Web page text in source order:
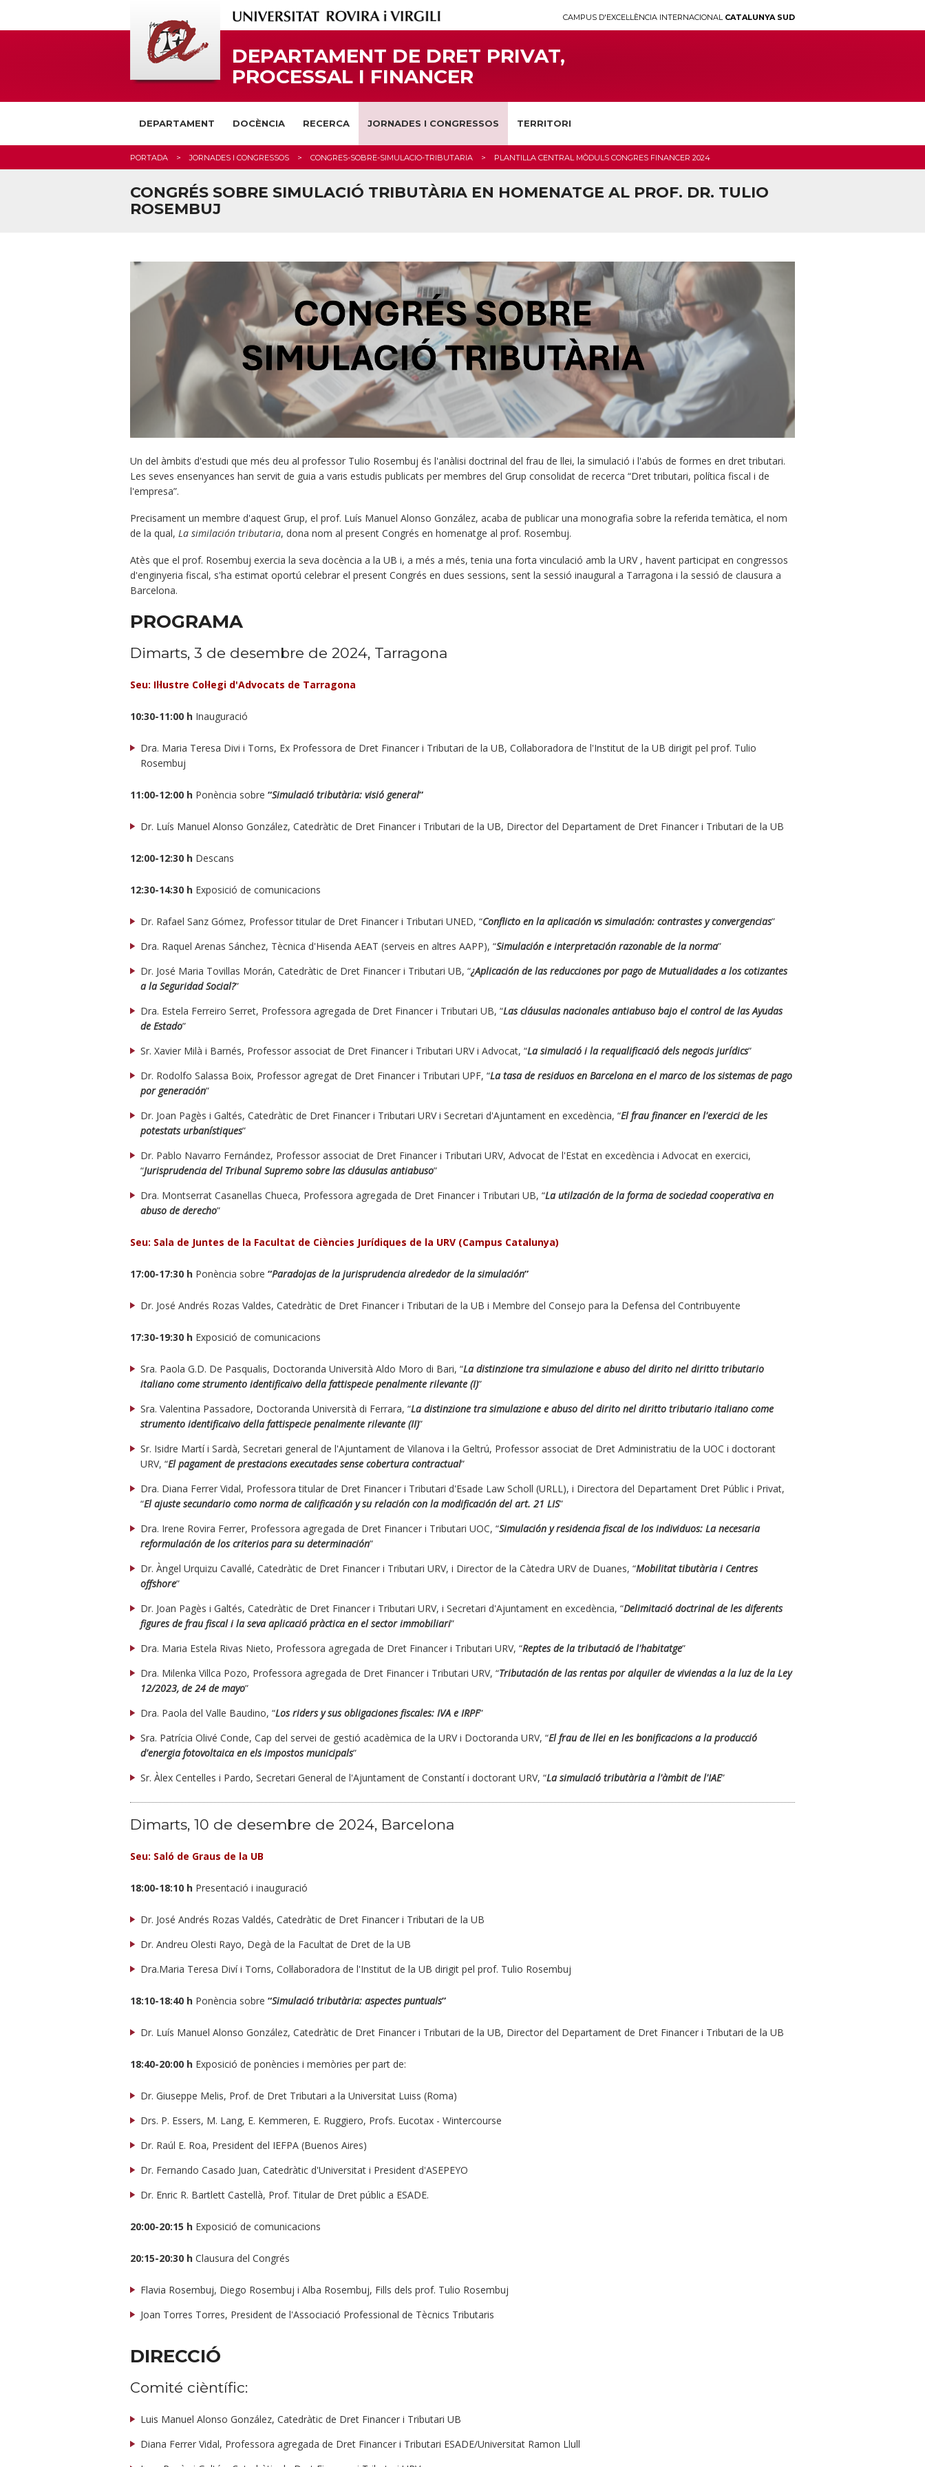
CAMPUS D'EXCEL·LÈNCIA INTERNACIONAL CATALUNYA SUD
DEPARTAMENT DE DRET PRIVAT,
PROCESSAL I FINANCER
DEPARTAMENT DOCÈNCIA RECERCA JORNADES I CONGRESSOS TERRITORI
PORTADA JORNADES I CONGRESSOS CONGRES-SOBRE-SIMULACIO-TRIBUTARIA PLANTILLA CENTRAL MÒDULS CONGRES FINANCER 2024
CONGRÉS SOBRE SIMULACIÓ TRIBUTÀRIA EN HOMENATGE AL PROF. DR. TULIO
ROSEMBUJ
Un del àmbits d'estudi que més deu al professor Tulio Rosembuj és l'anàlisi doctrinal del frau de llei, la simulació i l'abús de formes en dret tributari.
Les seves ensenyances han servit de guia a varis estudis publicats per membres del Grup consolidat de recerca “Dret tributari, política fiscal i de
l'empresa”.
Precisament un membre d'aquest Grup, el prof. Luís Manuel Alonso González, acaba de publicar una monografia sobre la referida temàtica, el nom
de la qual, La similación tributaria, dona nom al present Congrés en homenatge al prof. Rosembuj.
Atès que el prof. Rosembuj exercia la seva docència a la UB i, a més a més, tenia una forta vinculació amb la URV , havent participat en congressos
d'enginyeria fiscal, s'ha estimat oportú celebrar el present Congrés en dues sessions, sent la sessió inaugural a Tarragona i la sessió de clausura a
Barcelona.
PROGRAMA
Dimarts, 3 de desembre de 2024, Tarragona
Seu: Il·lustre Col·legi d'Advocats de Tarragona
10:30-11:00 h Inauguració
Dra. Maria Teresa Divi i Torns, Ex Professora de Dret Financer i Tributari de la UB, Col·laboradora de l'Institut de la UB dirigit pel prof. Tulio
Rosembuj
11:00-12:00 h Ponència sobre “Simulació tributària: visió general”
Dr. Luís Manuel Alonso González, Catedràtic de Dret Financer i Tributari de la UB, Director del Departament de Dret Financer i Tributari de la UB
12:00-12:30 h Descans
12:30-14:30 h Exposició de comunicacions
Dr. Rafael Sanz Gómez, Professor titular de Dret Financer i Tributari UNED, “Conflicto en la aplicación vs simulación: contrastes y convergencias”
Dra. Raquel Arenas Sánchez, Tècnica d'Hisenda AEAT (serveis en altres AAPP), “Simulación e interpretación razonable de la norma”
Dr. José Maria Tovillas Morán, Catedràtic de Dret Financer i Tributari UB, “¿Aplicación de las reducciones por pago de Mutualidades a los cotizantes
a la Seguridad Social?”
Dra. Estela Ferreiro Serret, Professora agregada de Dret Financer i Tributari UB, “Las cláusulas nacionales antiabuso bajo el control de las Ayudas
de Estado”
Sr. Xavier Milà i Barnés, Professor associat de Dret Financer i Tributari URV i Advocat, “La simulació i la requalificació dels negocis jurídics”
Dr. Rodolfo Salassa Boix, Professor agregat de Dret Financer i Tributari UPF, “La tasa de residuos en Barcelona en el marco de los sistemas de pago
por generación”
Dr. Joan Pagès i Galtés, Catedràtic de Dret Financer i Tributari URV i Secretari d'Ajuntament en excedència, “El frau financer en l'exercici de les
potestats urbanístiques”
Dr. Pablo Navarro Fernández, Professor associat de Dret Financer i Tributari URV, Advocat de l'Estat en excedència i Advocat en exercici,
“Jurisprudencia del Tribunal Supremo sobre las cláusulas antiabuso”
Dra. Montserrat Casanellas Chueca, Professora agregada de Dret Financer i Tributari UB, “La utilzación de la forma de sociedad cooperativa en
abuso de derecho”
Seu: Sala de Juntes de la Facultat de Ciències Jurídiques de la URV (Campus Catalunya)
17:00-17:30 h Ponència sobre “Paradojas de la jurisprudencia alrededor de la simulación”
Dr. José Andrés Rozas Valdes, Catedràtic de Dret Financer i Tributari de la UB i Membre del Consejo para la Defensa del Contribuyente
17:30-19:30 h Exposició de comunicacions
Sra. Paola G.D. De Pasqualis, Doctoranda Università Aldo Moro di Bari, “La distinzione tra simulazione e abuso del dirito nel diritto tributario
italiano come strumento identificaivo della fattispecie penalmente rilevante (I)”
Sra. Valentina Passadore, Doctoranda Università di Ferrara, “La distinzione tra simulazione e abuso del dirito nel diritto tributario italiano come
strumento identificaivo della fattispecie penalmente rilevante (II)”
Sr. Isidre Martí i Sardà, Secretari general de l'Ajuntament de Vilanova i la Geltrú, Professor associat de Dret Administratiu de la UOC i doctorant
URV, “El pagament de prestacions executades sense cobertura contractual”
Dra. Diana Ferrer Vidal, Professora titular de Dret Financer i Tributari d'Esade Law Scholl (URLL), i Directora del Departament Dret Públic i Privat,
“El ajuste secundario como norma de calificación y su relación con la modificación del art. 21 LIS”
Dra. Irene Rovira Ferrer, Professora agregada de Dret Financer i Tributari UOC, “Simulación y residencia fiscal de los individuos: La necesaria
reformulación de los criterios para su determinación”
Dr. Àngel Urquizu Cavallé, Catedràtic de Dret Financer i Tributari URV, i Director de la Càtedra URV de Duanes, “Mobilitat tibutària i Centres
offshore”
Dr. Joan Pagès i Galtés, Catedràtic de Dret Financer i Tributari URV, i Secretari d'Ajuntament en excedència, “Delimitació doctrinal de les diferents
figures de frau fiscal i la seva aplicació pràctica en el sector immobiliari”
Dra. Maria Estela Rivas Nieto, Professora agregada de Dret Financer i Tributari URV, “Reptes de la tributació de l'habitatge”
Dra. Milenka Villca Pozo, Professora agregada de Dret Financer i Tributari URV, “Tributación de las rentas por alquiler de viviendas a la luz de la Ley
12/2023, de 24 de mayo”
Dra. Paola del Valle Baudino, “Los riders y sus obligaciones fiscales: IVA e IRPF”
Sra. Patrícia Olivé Conde, Cap del servei de gestió acadèmica de la URV i Doctoranda URV, “El frau de llei en les bonificacions a la producció
d'energia fotovoltaica en els impostos municipals”
Sr. Àlex Centelles i Pardo, Secretari General de l'Ajuntament de Constantí i doctorant URV, “La simulació tributària a l'àmbit de l'IAE”
Dimarts, 10 de desembre de 2024, Barcelona
Seu: Saló de Graus de la UB
18:00-18:10 h Presentació i inauguració
Dr. José Andrés Rozas Valdés, Catedràtic de Dret Financer i Tributari de la UB
Dr. Andreu Olesti Rayo, Degà de la Facultat de Dret de la UB
Dra.Maria Teresa Diví i Torns, Col·laboradora de l'Institut de la UB dirigit pel prof. Tulio Rosembuj
18:10-18:40 h Ponència sobre “Simulació tributària: aspectes puntuals”
Dr. Luís Manuel Alonso González, Catedràtic de Dret Financer i Tributari de la UB, Director del Departament de Dret Financer i Tributari de la UB
18:40-20:00 h Exposició de ponències i memòries per part de:
Dr. Giuseppe Melis, Prof. de Dret Tributari a la Universitat Luiss (Roma)
Drs. P. Essers, M. Lang, E. Kemmeren, E. Ruggiero, Profs. Eucotax - Wintercourse
Dr. Raúl E. Roa, President del IEFPA (Buenos Aires)
Dr. Fernando Casado Juan, Catedràtic d'Universitat i President d'ASEPEYO
Dr. Enric R. Bartlett Castellà, Prof. Titular de Dret públic a ESADE.
20:00-20:15 h Exposició de comunicacions
20:15-20:30 h Clausura del Congrés
Flavia Rosembuj, Diego Rosembuj i Alba Rosembuj, Fills dels prof. Tulio Rosembuj
Joan Torres Torres, President de l'Associació Professional de Tècnics Tributaris
DIRECCIÓ
Comité cièntífic:
Luis Manuel Alonso González, Catedràtic de Dret Financer i Tributari UB
Diana Ferrer Vidal, Professora agregada de Dret Financer i Tributari ESADE/Universitat Ramon Llull